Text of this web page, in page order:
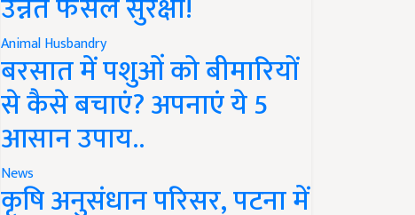
Animal Husbandry
बरसात में पशुओं को बीमारियों
से कैसे बचाएं? अपनाएं ये 5
आसान उपाय..
News
कृषि अनुसंधान परिसर, पटना में